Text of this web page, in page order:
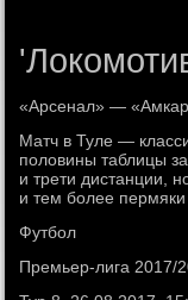
«Арсенал» —
Матч в Туле —
половины таблицы
и трети дистанции,
и тем более пермяки
Футбол
Премьер-лига 2017/